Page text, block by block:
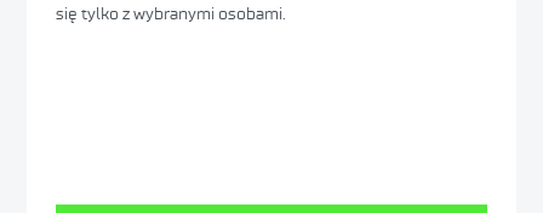
się tylko z wybranymi osobami.